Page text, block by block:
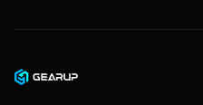
Acordo do Usuário